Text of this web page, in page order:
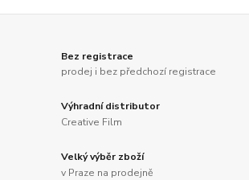
Bez registrace
prodej i bez předchozí registrace
Výhradní distributor
Creative Film
Velký výběr zboží
v Praze na prodejně